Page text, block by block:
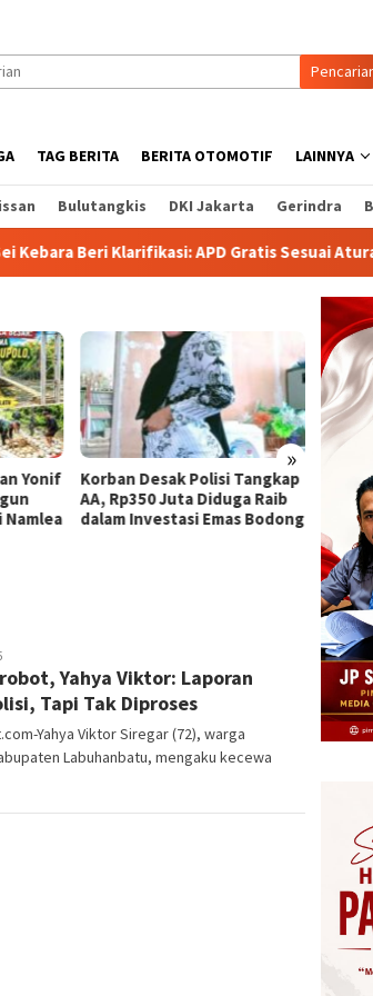
TAG BERITA BERITA OTOMOTIF LAINNYA
Bulutangkis DKI Jakarta Gerindra
APD Gratis Sesuai Aturan K3, Kacamata
»
Yonif
Korban Desak Polisi Tangkap
AA, Rp350 Juta Diduga Raib
dalam Investasi Emas Bodong
Yahya Viktor: Laporan
Tapi Tak Diproses
Yahya Viktor Siregar (72), warga
Labuhanbatu, mengaku kecewa